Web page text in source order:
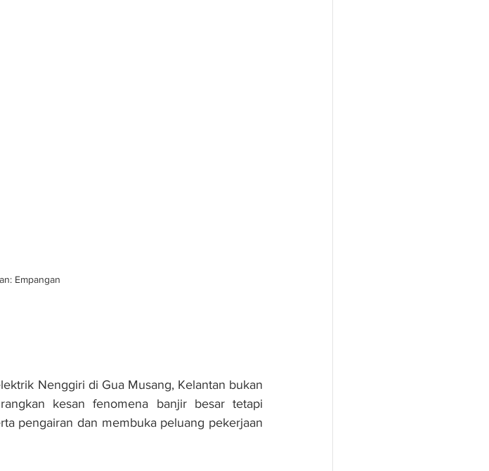
Empangan
Nenggiri di Gua Musang, Kelantan bukan
kesan fenomena banjir besar tetapi
pengairan dan membuka peluang pekerjaan